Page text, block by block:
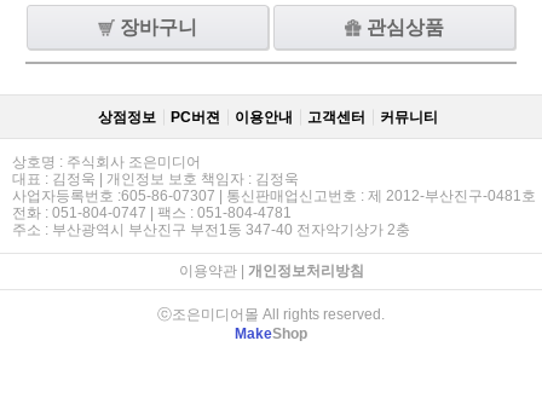
장바구니 관심상품
상점정보 PC버젼 이용안내 고객센터 커뮤니티
상호명 : 주식회사 조은미디어
대표 : 김정욱 | 개인정보 보호 책임자 : 김정욱
사업자등록번호 :605-86-07307 | 통신판매업신고번호 : 제 2012-부산진구-0481호
전화 : 051-804-0747 | 팩스 : 051-804-4781
주소 : 부산광역시 부산진구 부전1동 347-40 전자악기상가 2충
이용약관| 개인정보처리방침
ⓒ조은미디어몰 All rights reserved.
MakeShop